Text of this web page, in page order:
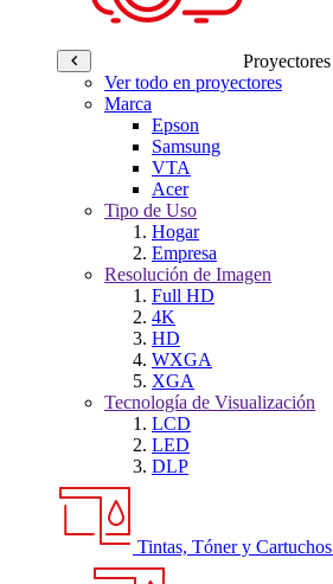
Proyectores
Ver todo en proyectores
Marca
Epson
Samsung
VTA
Acer
Tipo de Uso
Hogar
Empresa
Resolución de Imagen
Full HD
4K
HD
WXGA
XGA
Tecnología de Visualización
LCD
LED
DLP
Tintas, Tóner y Cartuchos